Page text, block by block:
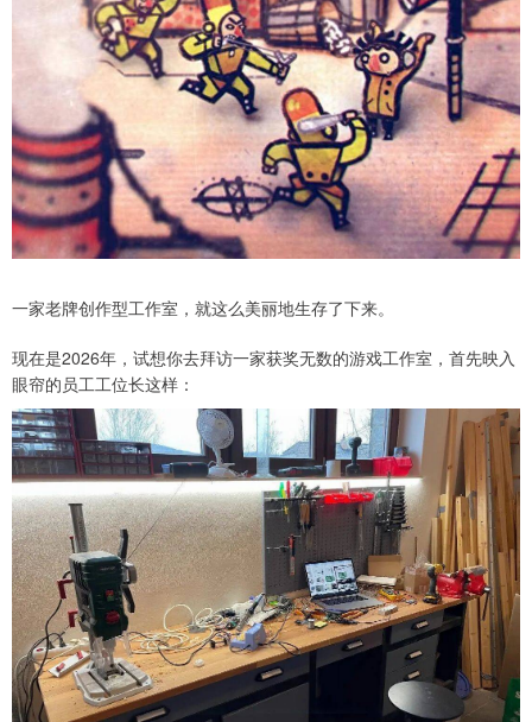
一家老牌创作型工作室，就这么美丽地生存了下来。
现在是2026年，试想你去拜访一家获奖无数的游戏工作室，首先映入
眼帘的员工工位长这样：